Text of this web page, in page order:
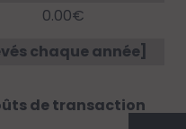
0.00€
chaque année]
de transaction